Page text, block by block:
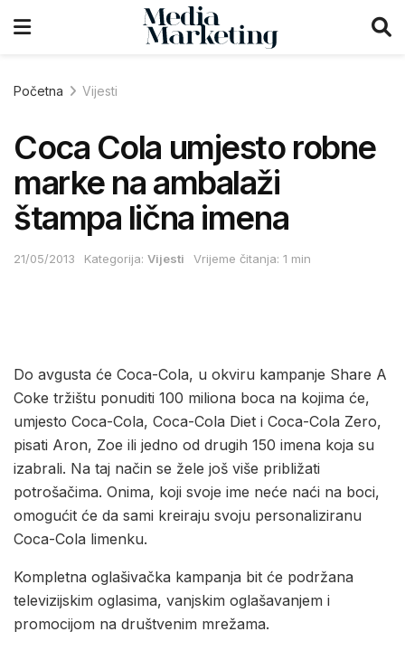
Početna Vijesti
Coca Cola umjesto robne
marke na ambalaži
štampa lična imena
21/05/2013 Kategorija: Vijesti Vrijeme čitanja: 1 min
Do avgusta će Coca-Cola, u okviru kampanje Share A
Coke tržištu ponuditi 100 miliona boca na kojima će,
umjesto Coca-Cola, Coca-Cola Diet i Coca-Cola Zero,
pisati Aron, Zoe ili jedno od drugih 150 imena koja su
izabrali. Na taj način se žele još više približati
potrošačima. Onima, koji svoje ime neće naći na boci,
omogućit će da sami kreiraju svoju personaliziranu
Coca-Cola limenku.
Kompletna oglašivačka kampanja bit će podržana
televizijskim oglasima, vanjskim oglašavanjem i
promocijom na društvenim mrežama.